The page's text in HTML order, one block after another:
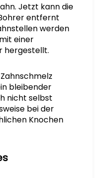
Jetzt kann die
entfernt
werden
einer
hergestellt.
bleibender
nicht selbst
bei der
Knochen